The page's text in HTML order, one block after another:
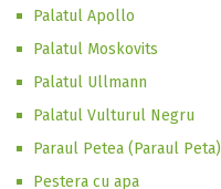
Palatul Apollo
Palatul Moskovits
Palatul Ullmann
Palatul Vulturul Negru
Paraul Petea (Paraul Peta)
Pestera cu apa